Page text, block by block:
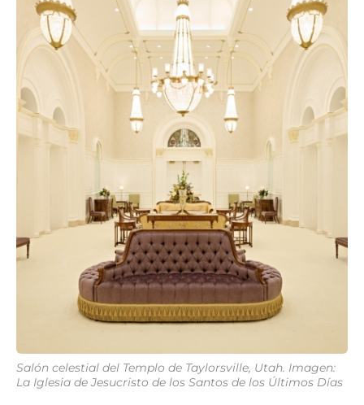
Salón celestial del Templo de Taylorsville, Utah. Imagen:
La Iglesia de Jesucristo de los Santos de los Últimos Días